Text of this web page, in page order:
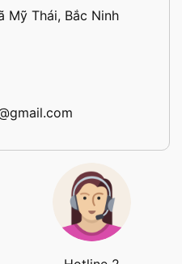
Mỹ Thái, Bắc Ninh